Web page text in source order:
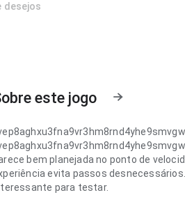
desejos
este jogo
bem planejada no ponto de
evita passos
para testar.